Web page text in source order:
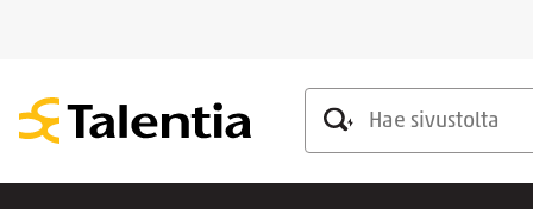
Hae sivustolta